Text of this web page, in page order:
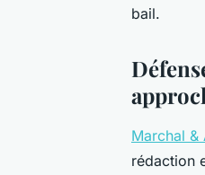
bail.
Marchal &
rédaction